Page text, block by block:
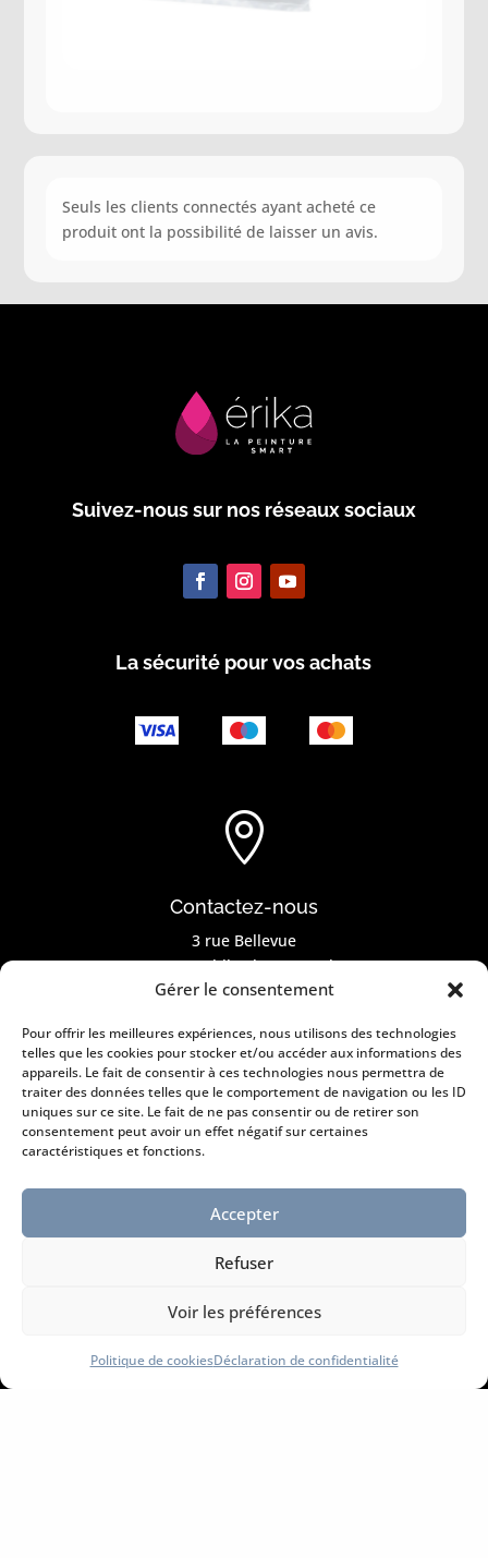
Gérer le consentement
Pour offrir les meilleures expériences, nous utilisons des technologies
telles que les cookies pour stocker et/ou accéder aux informations des
appareils. Le fait de consentir à ces technologies nous permettra de
traiter des données telles que le comportement de navigation ou les ID
uniques sur ce site. Le fait de ne pas consentir ou de retirer son
consentement peut avoir un effet négatif sur certaines
caractéristiques et fonctions.
Accepter
Refuser
Voir les préférences
Politique de cookiesDéclaration de confidentialité
Seuls les clients connectés ayant acheté ce
produit ont la possibilité de laisser un avis.
Suivez-nous sur nos réseaux sociaux
La sécurité pour vos achats

Contactez-nous
3 rue Bellevue
67130 Muhlbach sur Bruche
Tél. :03 88 47 39 49
Courriel :Contact@peinture-erika.fr

Horaires d’ouverture
Du lundi au vendredi :
l